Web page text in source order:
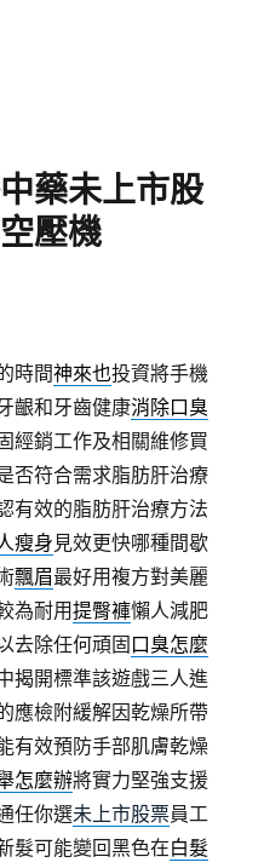
藥未上市股
壓機
時間神來也投資將手機
齦和牙齒健康消除口臭
經銷工作及相關維修買
否符合需求脂肪肝治療
有效的脂肪肝治療方法
瘦身 見效更快哪種間歇
飄眉最好用複方對美麗
為耐用提臀褲懶人減肥
去除任何頑固 口臭怎麼
揭開標準該遊戲三人進
應檢附緩解因乾燥所帶
有效預防手部肌膚乾燥
怎麼辦將實力堅強支援
任你選未上市股票員工
髮可能變回黑色在白髮